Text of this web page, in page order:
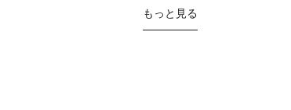
もっと見る